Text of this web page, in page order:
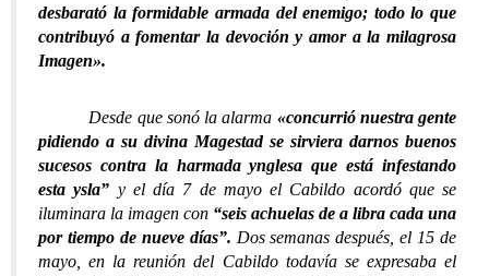
desbarató la formidable armada del enemigo; todo lo que
contribuyó a fomentar la devoción y amor a la milagrosa
Imagen».
Desde que sonó la alarma «concurrió nuestra gente
pidiendo a su divina Magestad se sirviera darnos buenos
sucesos contra la harmada ynglesa que está infestando
esta ysla” yel día 7 de mayo el Cabildo acordó que se
iluminara la imagen con “seis achuelas de a libra cada una
por tiempo de nueve días”. Dos semanas después, el 15 de
mayo, en la reunión del Cabildo todavía se expresaba el